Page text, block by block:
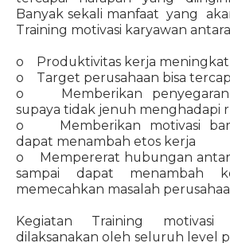
Banyak sekali manfaat yang
Training motivasi karyawan
o Produktivitas kerja meningkat
o Target perusahaan bisa
o Memberikan penyegaran
supaya tidak jenuh menghadapi
o Memberikan motivasi baru
dapat menambah etos kerja
o Mempererat hubungan antar
sampai dapat menambah
memecahkan masalah
Kegiatan Training
dilaksanakan oleh seluruh level